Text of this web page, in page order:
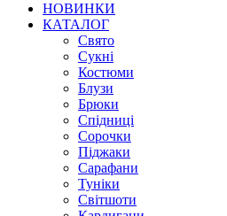
НОВИНКИ
КАТАЛОГ
Свято
Сукні
Костюми
Блузи
Брюки
Спідниці
Сорочки
Піджаки
Сарафани
Туніки
Світшоти